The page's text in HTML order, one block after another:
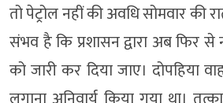
तो पेट्रोल नहीं की अवधि सोमवार की
संभव है कि प्रशासन द्वारा अब फिर
को जारी कर दिया जाए। दोपहिया